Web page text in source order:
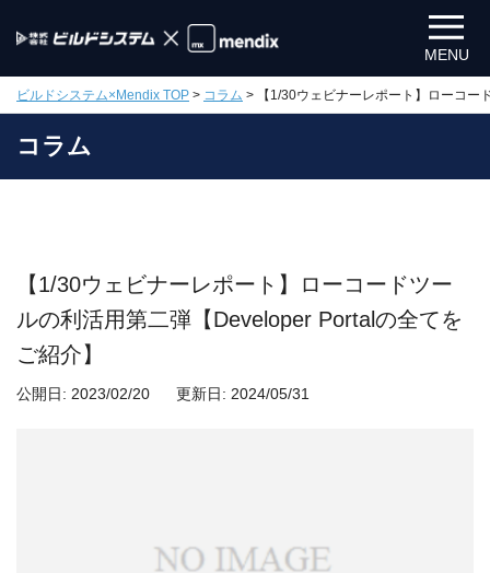
MENU
ビルドシステム×Mendix TOP > コラム > 【1/30ウェビナーレポート】ローコ
コラム
【1/30ウェビナーレポート】ローコードツー
ルの利活用第二弾【Developer Portalの全てを
ご紹介】
公開日: 2023/02/20 更新日: 2024/05/31